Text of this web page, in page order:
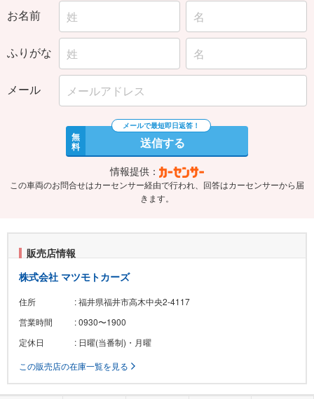
お名前
ふりがな
メール
無
料 送信する
情報提供：
この車両のお問合せはカーセンサー経由で行われ、回答はカーセンサーから届
きます。
販売店情報
株式会社 マツモトカーズ
住所
: 福井県福井市高木中央2-4117
営業時間
: 0930〜1900
定休日
: 日曜(当番制)・月曜
この販売店の在庫一覧を見る